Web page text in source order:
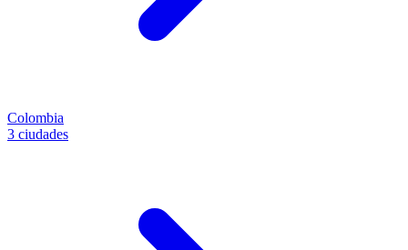
Colombia
3 ciudades